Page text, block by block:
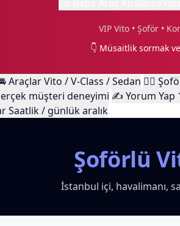
VIP Vito • Şoför •
👇 Müsaitlik sormak
AraçlarVito / V-Class / Sedan 🧑‍✈️
müşteri deneyimi ✍️ Yorum Yap
Saatlik / günlük aralık
Şoförlü
İstanbul içi, havalimanı,